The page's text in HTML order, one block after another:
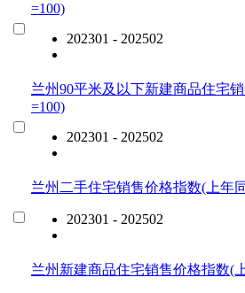
=100)
202301 - 202502
兰州90平米及以下新建商品住宅
=100)
202301 - 202502
兰州二手住宅销售价格指数(上年
202301 - 202502
兰州新建商品住宅销售价格指数(